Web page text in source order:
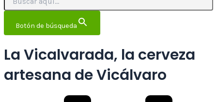
Botón de búsqueda
La Vicalvarada, la cerveza
artesana de Vicálvaro